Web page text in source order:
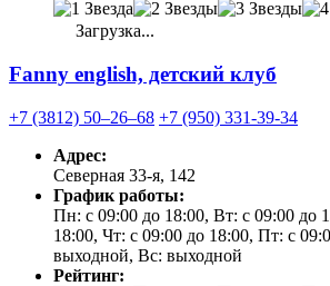
Загрузка...
Fanny english, детский клуб
+7 (3812) 50‒26‒68 +7 (950) 331-39-34
Адрес:
Северная 33-я, 142
График работы:
Пн: с 09:00 до 18:00, Вт: с 09:00 до
18:00, Чт: с 09:00 до 18:00, Пт: с
выходной, Вс: выходной
Рейтинг: